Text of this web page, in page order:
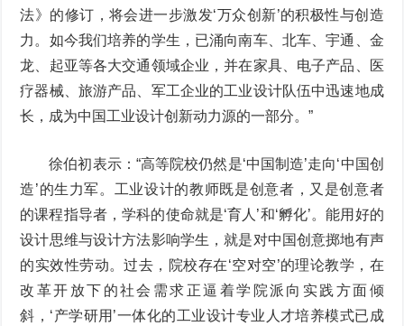
法》的修订，将会进一步激发‘万众创新’的积极性与创造
力。如今我们培养的学生，已涌向南车、北车、宇通、金
龙、起亚等各大交通领域企业，并在家具、电子产品、医
疗器械、旅游产品、军工企业的工业设计队伍中迅速地成
长，成为中国工业设计创新动力源的一部分。”
徐伯初表示：“高等院校仍然是‘中国制造’走向‘中国创
造’的生力军。工业设计的教师既是创意者，又是创意者
的课程指导者，学科的使命就是‘育人’和‘孵化’。能用好的
设计思维与设计方法影响学生，就是对中国创意掷地有声
的实效性劳动。过去，院校存在‘空对空’的理论教学，在
改革开放下的社会需求正逼着学院派向实践方面倾
斜，‘产学研用’一体化的工业设计专业人才培养模式已成